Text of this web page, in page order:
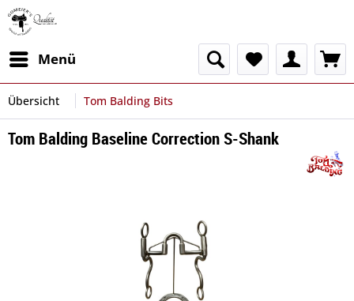
Menü
Übersicht Tom Balding Bits
Tom Balding Baseline Correction S-Shank